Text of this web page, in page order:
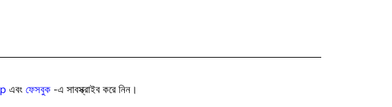
এবং ফেসবুক -এ সাবস্ক্রাইব করে নিন।